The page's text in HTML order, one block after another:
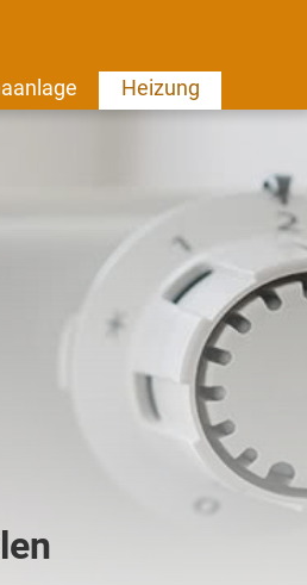
Heizung